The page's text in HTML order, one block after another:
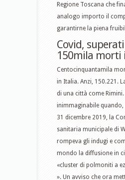
Regione Toscana che
analogo importo il
garantirne la piena
Covid,
150mila morti
Centocinquantamila
in Italia. Anzi, 150.221.
di una città come
inimmaginabile quando,
31 dicembre 2019, la
sanitaria municipale di
rompeva gli indugi e
mondo la diffusione in
«cluster di polmoniti a
». Un avviso che ora